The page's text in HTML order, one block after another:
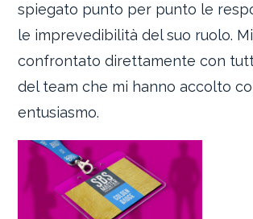
spiegato punto per punto le
le imprevedibilità del suo ruolo.
confrontato direttamente con
del team che mi hanno accolto
entusiasmo.